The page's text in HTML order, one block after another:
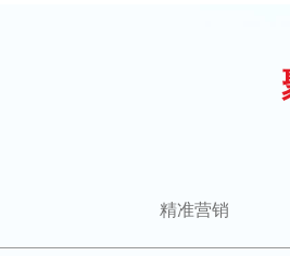
精准营销